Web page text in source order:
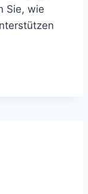
Sie, wie